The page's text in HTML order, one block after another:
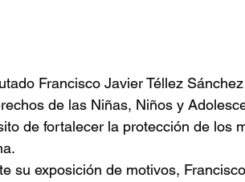
Francisco Javier Téllez
de las Niñas, Niños y
de fortalecer la protección de los
su exposición de motivos,